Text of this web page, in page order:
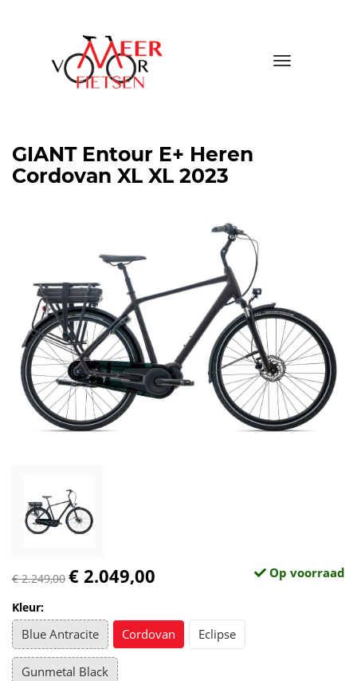
Toggle
GIANT Entour E+ Heren
Cordovan XL XL 2023
€ 2.249,00 € 2.049,00 Op voorraad
Kleur:
Blue Antracite Cordovan Eclipse
Gunmetal Black